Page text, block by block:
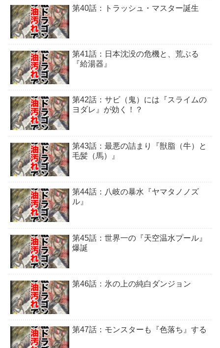
第40話：トラッシュ・マスター誕生
第41話：日本沈没の危機と、荒ぶる
『給湯器』
第42話：サビ（鬼）には『スライムの
ヨダレ』が効く！？
第43話：最悪の詰まり『獣脂（牛）と
毛髪（馬）』
第44話：八岐の暴水『ヤマタノノズ
ル』
第45話：世界一の『天空温水プール』
爆誕
第46話：氷の上の純白ダンジョン
第47話：モンスターも『色落ち』する